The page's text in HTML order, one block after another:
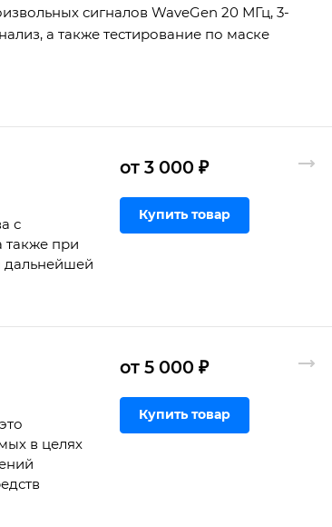
сигналов WaveGen 20 МГц, 3-
а также тестирование по маске
с
также при
дальнейшей
от 3 000 ₽
Купить товар
в целях
от 5 000 ₽
Купить товар